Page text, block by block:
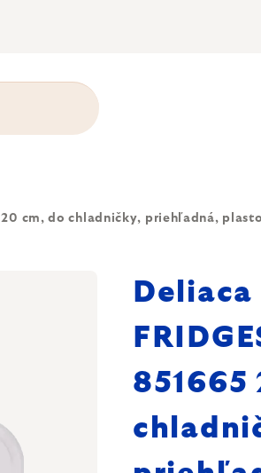
20 cm, do chladničky, priehľadná,
851665